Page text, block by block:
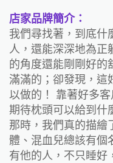
店家品牌簡介：
我們尋找著，到底什
人，還能深深地為正
的角度還能剛剛好的
滿滿的；卻發現，這
以做的！ 靠著好多
期待枕頭可以給到什
那時，我們真的描繪
體、混血兒總該有個
有他的人，不只睡好